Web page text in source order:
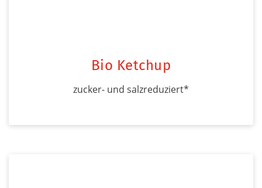
Bio Ketchup
zucker- und salzreduziert*